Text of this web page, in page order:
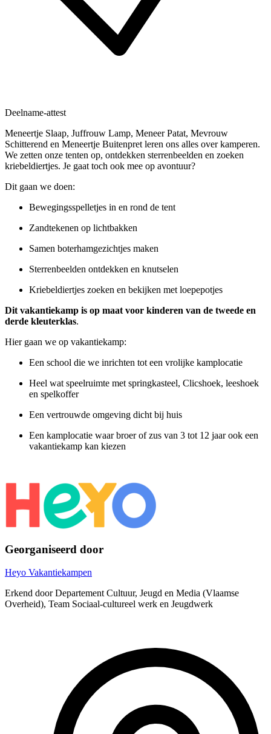
Deelname-attest
Meneertje Slaap, Juffrouw Lamp, Meneer Patat, Mevrouw
Schitterend en Meneertje Buitenpret leren ons alles over kamperen.
We zetten onze tenten op, ontdekken sterrenbeelden en zoeken
kriebeldiertjes. Je gaat toch ook mee op avontuur?
Dit gaan we doen:
Bewegingsspelletjes in en rond de tent
Zandtekenen op lichtbakken
Samen boterhamgezichtjes maken
Sterrenbeelden ontdekken en knutselen
Kriebeldiertjes zoeken en bekijken met loepepotjes
Dit vakantiekamp is op maat voor kinderen van de tweede en
derde kleuterklas.
Hier gaan we op vakantiekamp:
Een school die we inrichten tot een vrolijke kamplocatie
Heel wat speelruimte met springkasteel, Clicshoek, leeshoek
en spelkoffer
Een vertrouwde omgeving dicht bij huis
Een kamplocatie waar broer of zus van 3 tot 12 jaar ook een
vakantiekamp kan kiezen
Georganiseerd door
Heyo Vakantiekampen
Erkend door Departement Cultuur, Jeugd en Media (Vlaamse
Overheid), Team Sociaal-cultureel werk en Jeugdwerk